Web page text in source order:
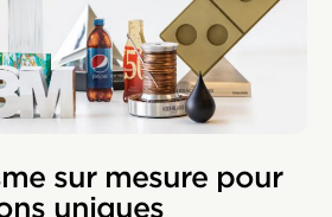
sur mesure pour
uniques